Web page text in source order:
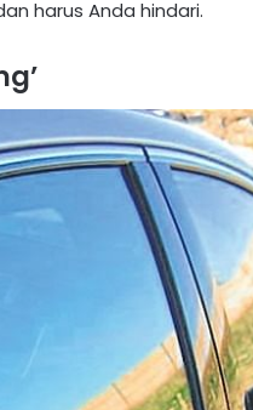
harus Anda hindari.